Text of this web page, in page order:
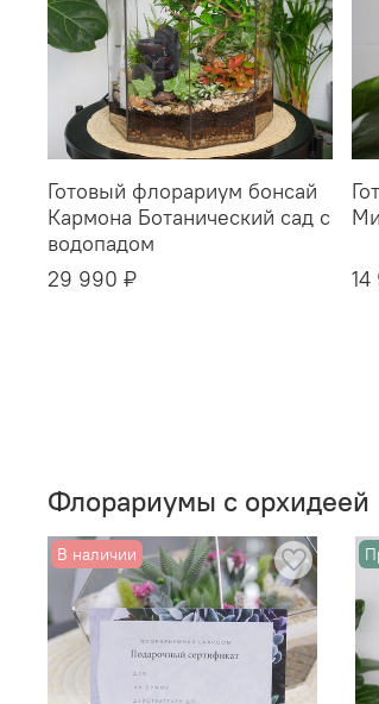
Готовый флорариум бонсай
Кармона Ботанический сад с
водопадом
29 990 ₽
Флорариумы с орхидеей
В наличии